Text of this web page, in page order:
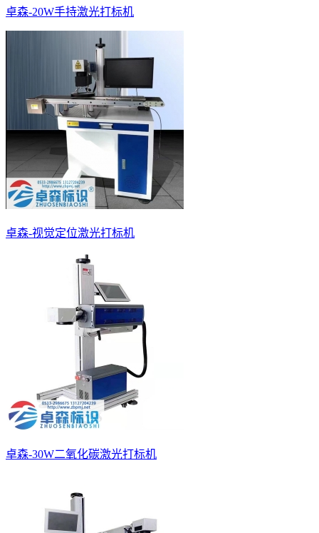
卓森-20W手持激光打标机
卓森-视觉定位激光打标机
卓森-30W二氧化碳激光打标机